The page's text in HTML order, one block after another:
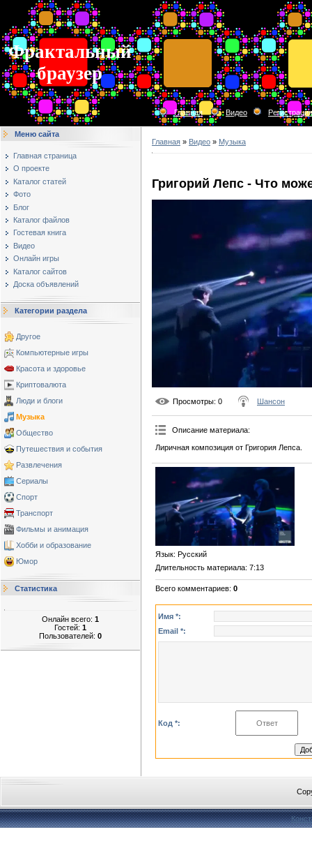
Фрактальный
браузер
Главная Видео Регистрация
Меню сайта
Главная страница
О проекте
Каталог статей
Фото
Блог
Каталог файлов
Гостевая книга
Видео
Онлайн игры
Каталог сайтов
Доска объявлений
Категории раздела
Другое
Компьютерные игры
Красота и здоровье
Криптовалюта
Люди и блоги
Музыка
Общество
Путешествия и события
Развлечения
Сериалы
Спорт
Транспорт
Фильмы и анимация
Хобби и образование
Юмор
Статистика
Онлайн всего: 1
Гостей: 1
Пользователей: 0
Главная » Видео » Музыка
Григорий Лепс - Что
Просмотры: 0 Шансон
Описание материала:
Лиричная композиция от Григория Лепса.
Язык: Русский
Длительность материала: 7:13
Всего комментариев: 0
Имя *:
Email *:
Код *: